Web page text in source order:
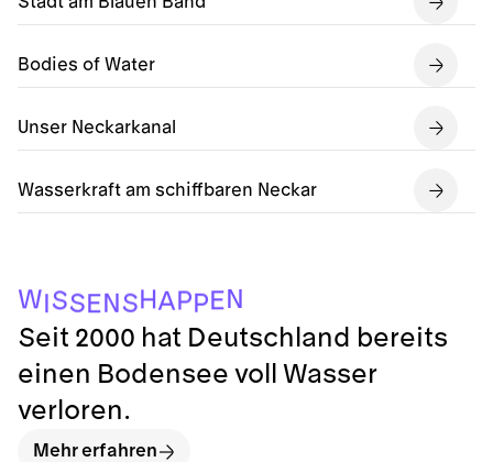
Bodies of Water
Unser Neckarkanal
Wasserkraft am schiffbaren Neckar
WISSENSHAPPEN
Seit 2000 hat Deutschland bereits
einen Bodensee voll Wasser
verloren.
Mehr erfahren